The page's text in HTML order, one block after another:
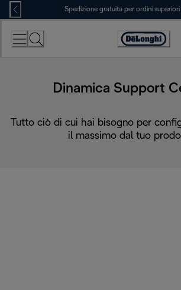
Skip
to
Content
Spedizione gratuita per ordini
Accessibility
Dinamica Support
Tutto ciò di cui hai bisogno per
il massimo dal tuo